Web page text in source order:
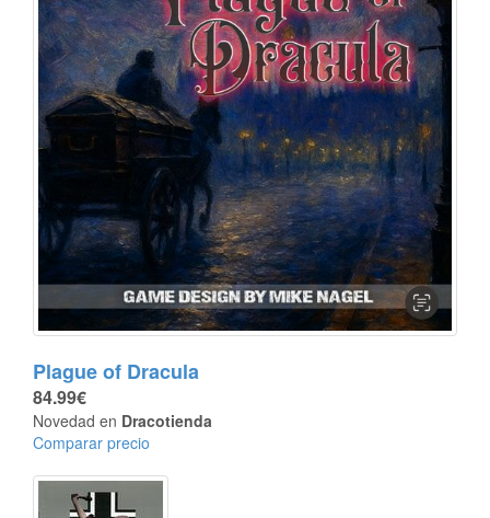
Plague of Dracula
84.99€
Novedad en Dracotienda
Comparar precio